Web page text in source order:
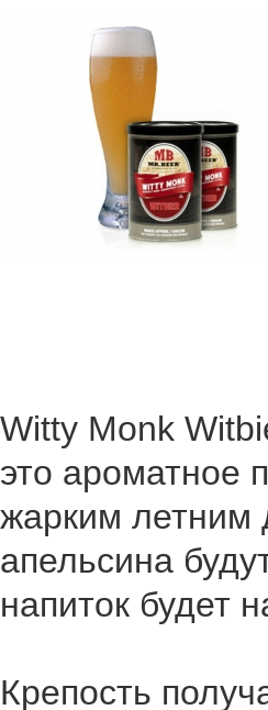
Witty Monk
это ароматное
жарким летним
апельсина
напиток будет
Крепость